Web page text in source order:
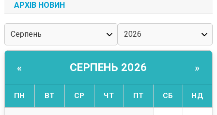
АРХІВ НОВИН
« СЕРПЕНЬ 2026 »
ПН ВТ СР ЧТ ПТ СБ НД